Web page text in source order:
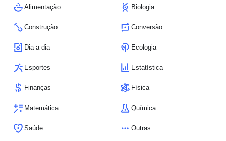
Alimentação Biologia
Construção Conversão
Dia a dia Ecologia
Esportes Estatística
Finanças Física
Matemática Química
Saúde Outras